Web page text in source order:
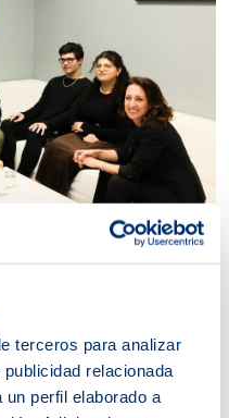
terceros para analizar
relacionada
perfil elaborado a
de Openchip y
la tecnología social y
protagonizado cuatro de